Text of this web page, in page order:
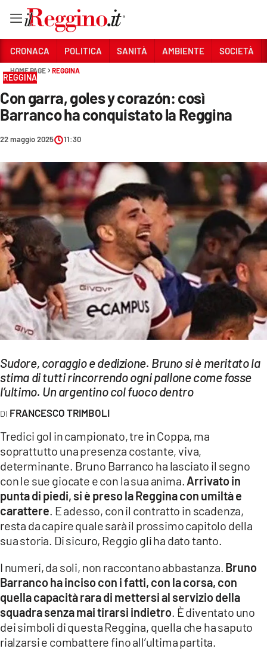
Sezioni
CRONACA
AMBIENTE
SOCIETÀ
CULTURA
ECONOMIA E LAVORO
EVENTI
SPORT
Streaming
LAC TV
LAC NETWORK
LAC ONAIR
LaC
Network
LACPLAY.IT
LACTV.IT
LACONAIR.IT
ILREGGINO.IT
COSENZACHANNEL.IT
ILVIBONESE.IT
CRONACA POLITICA SANITÀ AMBIENTE SOCIETÀ
HOME PAGE REGGINA
REGGINA
Con garra, goles y corazón: così
Barranco ha conquistato la Reggina
22 maggio 2025 11:30
Sudore, coraggio e dedizione. Bruno si è meritato la
stima di tutti rincorrendo ogni pallone come fosse
l’ultimo. Un argentino col fuoco dentro
FRANCESCO TRIMBOLI
Tredici gol in campionato, tre in Coppa, ma
soprattutto una presenza costante, viva,
determinante. Bruno Barranco ha lasciato il segno
con le sue giocate e con la sua anima. Arrivato in
punta di piedi, si è preso la Reggina con umiltà e
carattere. E adesso, con il contratto in scadenza,
resta da capire quale sarà il prossimo capitolo della
sua storia. Di sicuro, Reggio gli ha dato tanto.
I numeri, da soli, non raccontano abbastanza. Bruno
Barranco ha inciso con i fatti, con la corsa, con
quella capacità rara di mettersi al servizio della
squadra senza mai tirarsi indietro. È diventato uno
dei simboli di questa Reggina, quella che ha saputo
rialzarsi e combattere fino all’ultima partita.